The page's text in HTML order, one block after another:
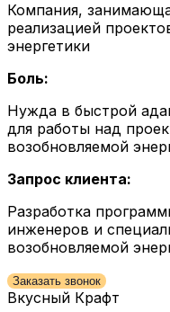
Компания,
реализацией
энергетики
Боль:
Нужда в быстрой
для работы над
возобновляемой
Запрос клиента:
Разработка
инженеров и
возобновляемой
Заказать звонок
Вкусный Крафт